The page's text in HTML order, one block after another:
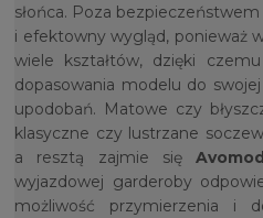
słońca. Poza
i efektowny wygląd, ponieważ
wiele kształtów, dzięki
dopasowania modelu do
upodobań. Matowe czy
klasyczne czy lustrzane
a resztą zajmie się
wyjazdowej garderoby
możliwość przymierzenia i